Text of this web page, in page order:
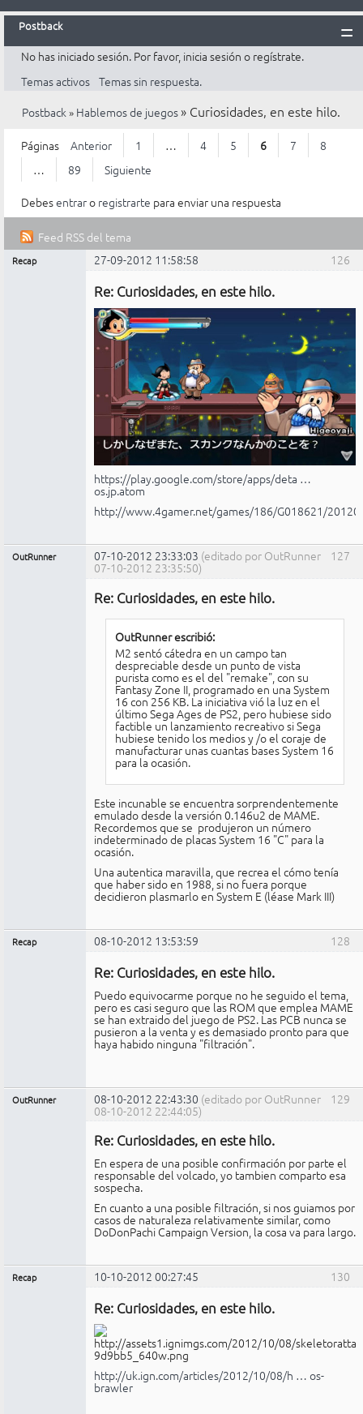
Postback
Inicio
Postback
Reglas
Búsqueda
Registrarte
Entrar
No has iniciado sesión. Por favor, inicia sesión o regístrate.
Temas activos Temas sin respuesta.
Postback» Hablemos de juegos » Curiosidades, en este hilo.
Páginas Anterior 1 … 4 5 6 7
8
…
89
Siguiente
Debesentraro registrarte para enviar una respuesta
Feed RSS del tema
126
Recap 27-09-2012 11:58:58
Re: Curiosidades, en este hilo.
https://play.google.com/store/apps/deta …
os.jp.atom
http://www.4gamer.net/games/186/G018621/
127
OutRunner 07-10-2012 23:33:03 (editado por OutRunner
07-10-2012 23:35:50)
Re: Curiosidades, en este hilo.
OutRunner escribió:
M2 sentó cátedra en un campo tan
despreciable desde un punto de vista
purista como es el del "remake", con su
Fantasy Zone II, programado en una System
16 con 256 KB. La iniciativa vió la luz en el
último Sega Ages de PS2, pero hubiese sido
factible un lanzamiento recreativo si Sega
hubiese tenido los medios y /o el coraje de
manufacturar unas cuantas bases System 16
para la ocasión.
Este incunable se encuentra sorprendentemente
emulado desde la versión 0.146u2 de MAME.
Recordemos que se produjeron un número
indeterminado de placas System 16 "C" para la
ocasión.
Una autentica maravilla, que recrea el cómo tenía
que haber sido en 1988, si no fuera porque
decidieron plasmarlo en System E (léase Mark III)
128
Recap 08-10-2012 13:53:59
Re: Curiosidades, en este hilo.
Puedo equivocarme porque no he seguido el tema,
pero es casi seguro que las ROM que emplea MAME
se han extraido del juego de PS2. Las PCB nunca se
pusieron a la venta y es demasiado pronto para que
haya habido ninguna "filtración".
129
OutRunner 08-10-2012 22:43:30 (editado por OutRunner
08-10-2012 22:44:05)
Re: Curiosidades, en este hilo.
En espera de una posible confirmación por parte el
responsable del volcado, yo tambien comparto esa
sospecha.
En cuanto a una posible filtración, si nos guiamos por
casos de naturaleza relativamente similar, como
DoDonPachi Campaign Version, la cosa va para largo.
130
Recap 10-10-2012 00:27:45
Re: Curiosidades, en este hilo.
http://uk.ign.com/articles/2012/10/08/h … os-
brawler